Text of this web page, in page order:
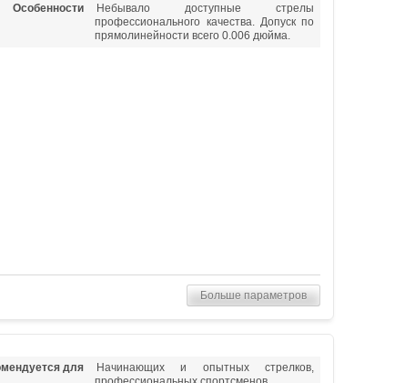
Особенности
Небывало доступные стрелы
профессионального качества. Допуск по
прямолинейности всего 0.006 дюйма.
Больше параметров
для
Начинающих и опытных стрелков,